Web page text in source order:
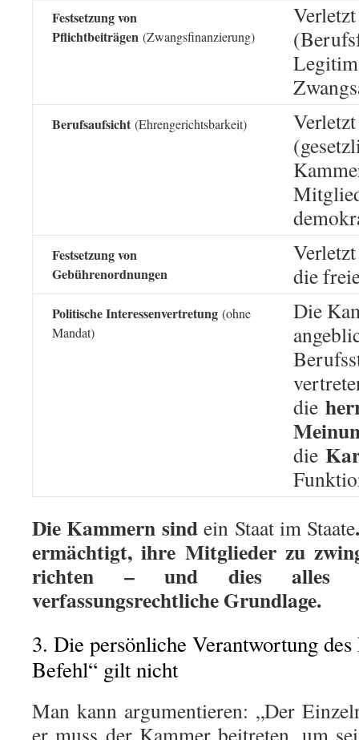
Festsetzung von
Pflichtbeiträgen (Zwangsfinanzierung)
Berufsaufsicht (Ehrengerichtsbarkeit)
Festsetzung von
Gebührenordnungen
die
Politische Interessenvertretung (ohne
Mandat)
Die
die
die
Die Kammern sindein Staat im Staate
ermächtigt, ihre Mitglieder zu
richten – und dies alles
verfassungsrechtliche Grundlage.
3. Die persönliche Verantwortung
Befehl“ gilt nicht
Man kann argumentieren: „Der
er muss der Kammer beitreten, um